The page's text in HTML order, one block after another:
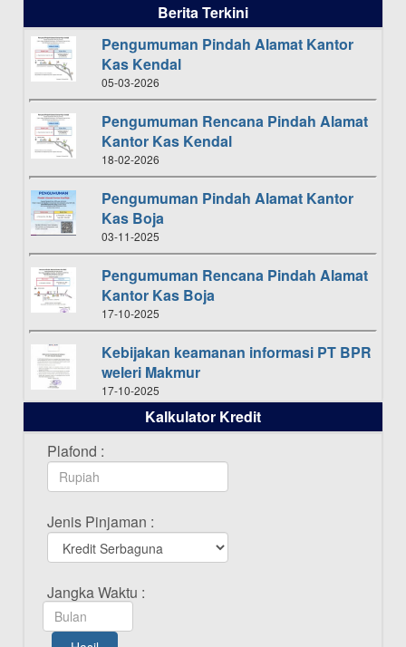
Berita Terkini
Pengumuman Pindah Alamat Kantor
Kas Kendal
05-03-2026
Pengumuman Rencana Pindah Alamat
Kantor Kas Kendal
18-02-2026
Pengumuman Pindah Alamat Kantor
Kas Boja
03-11-2025
Pengumuman Rencana Pindah Alamat
Kantor Kas Boja
17-10-2025
Kebijakan keamanan informasi PT BPR
weleri Makmur
17-10-2025
Daftar Pemenang Undian TAMASHA
Bulan Oktober 2025
16-10-2025
Bulan September 2025
20-09-2025
Daftar Pemenang Undian TAMASHA
Bulan Agustus 2025
Kalkulator Kredit
Plafond :
Jenis Pinjaman :
Jangka Waktu :